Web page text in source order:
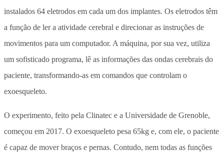
instalados 64 eletrodos em cada um dos implantes. Os eletrodos têm
a função de ler a atividade cerebral e direcionar as instruções de
movimentos para um computador. A máquina, por sua vez, utiliza
um sofisticado programa, lê as informações das ondas cerebrais do
paciente, transformando-as em comandos que controlam o
exoesqueleto.
O experimento, feito pela Clinatec e a Universidade de Grenoble,
começou em 2017. O exoesqueleto pesa 65kg e, com ele, o paciente
é capaz de mover braços e pernas. Contudo, nem todas as funções